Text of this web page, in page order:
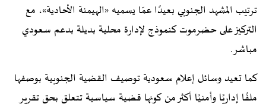
ترتيب المشهد الجنوبي بعيدًا عمّا يسميه «الهيمنة الأحادية»، مع
التركيز على حضرموت كنموذج لإدارة محلية بديلة بدعم سعودي
مباشر.
كما تعيد وسائل إعلام سعودية توصيف القضية الجنوبية بوصفها
ملفًا إداريًا وأمنيًا أكثر من كونها قضية سياسية تتعلق بحق تقرير